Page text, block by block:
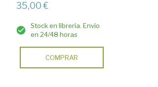
35,00 €
Stock en librería. Envío
en 24/48 horas
COMPRAR